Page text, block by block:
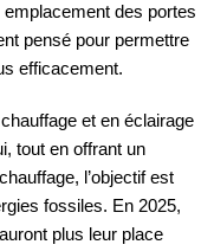
des portes
pensé pour permettre
efficacement.
et en éclairage
tout en offrant un
l’objectif est
fossiles. En 2025,
plus leur place